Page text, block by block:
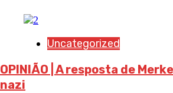
Uncategorized
OPINIÃO | A resposta de
nazi